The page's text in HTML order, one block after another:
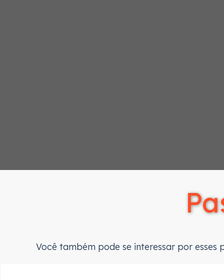
Você também pode se interessar por esses